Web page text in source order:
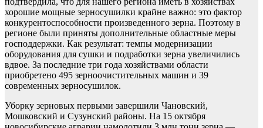
хорошие мощные зерносушилки крайне важно: это фактор
конкурентоспособности произведенного зерна. Поэтому в
регионе были приняты дополнительные областные меры
господдержки. Как результат: темпы модернизации
оборудования для сушки и подработки зерна увеличились
вдвое. За последние три года хозяйствами области
приобретено 495 зерноочистительных машин и 39
современных зерносушилок.
Уборку зерновых первыми завершили Чановский,
Мошковский и Сузунский районы. На 15 октября